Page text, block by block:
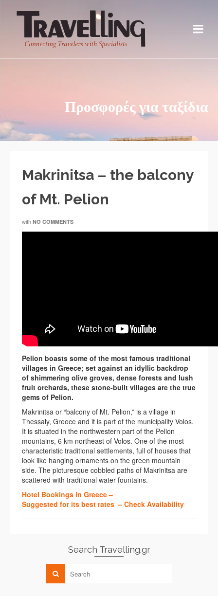
Προσφορές για ταξίδια
Makrinitsa – the balcony
of Mt. Pelion
with NO COMMENTS
Pelion boasts some of the most famous traditional
villages in Greece; set against an idyllic backdrop
of shimmering olive groves, dense forests and lush
fruit orchards, these stone-built villages are the true
gems of Pelion.
Makrinitsa or “balcony of Mt. Pelion,” is a village in
Thessaly, Greece and it is part of the municipality Volos.
It is situated in the northwestern part of the Pelion
mountains, 6 km northeast of Volos. One of the most
characteristic traditional settlements, full of houses that
look like hanging ornaments on the green mountain
side. The picturesque cobbled paths of Makrinitsa are
scattered with traditional water fountains.
Hotel Bookings in Greece –
Suggested for its best rates – Check Availability
Search Travelling.gr